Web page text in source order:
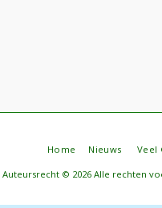
Home Nieuws Veel
Auteursrecht © 2026 Alle rechten